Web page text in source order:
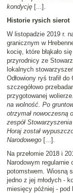
kondycję [...].
Historie rysich sierot
W listopadzie 2019 r.
granicznym w
kocię, które błąkało
przyrodnicy ze
lokalnych
Odłowiony ryś trafił
szczegółowo
przygotowanej wolierze.
na wolność. Po
otrzymał nowoczesną
zespół
Horaj został
Narodowego [...].
Na przełomie 2018 i
Narodowym
potomstwem. Wiosną
jedno z jej młodych -
miesięcy później - pod